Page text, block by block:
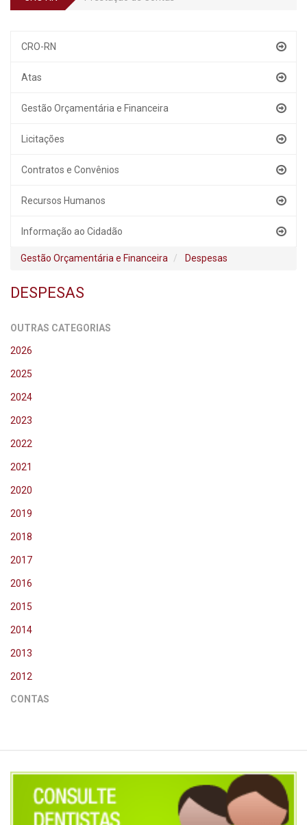
CRO-RN
Atas
Gestão Orçamentária e Financeira
Licitações
Contratos e Convênios
Recursos Humanos
Informação ao Cidadão
Gestão Orçamentária e Financeira Despesas
DESPESAS
OUTRAS CATEGORIAS
2026
2025
2024
2023
2022
2021
2020
2019
2018
2017
2016
2015
2014
2013
2012
CONTAS